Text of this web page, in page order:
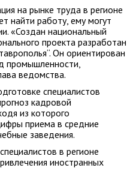
на рынке труда в регионе
найти работу, ему могут
«Создан национальный
проекта разработан
Он ориентирован
промышленности,
ведомства.
специалистов
кадровой
из которого
приема в средние
заведения.
в регионе
иностранных